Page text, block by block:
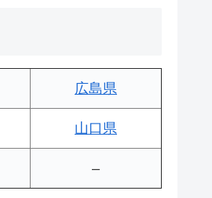
広島県
山口県
–